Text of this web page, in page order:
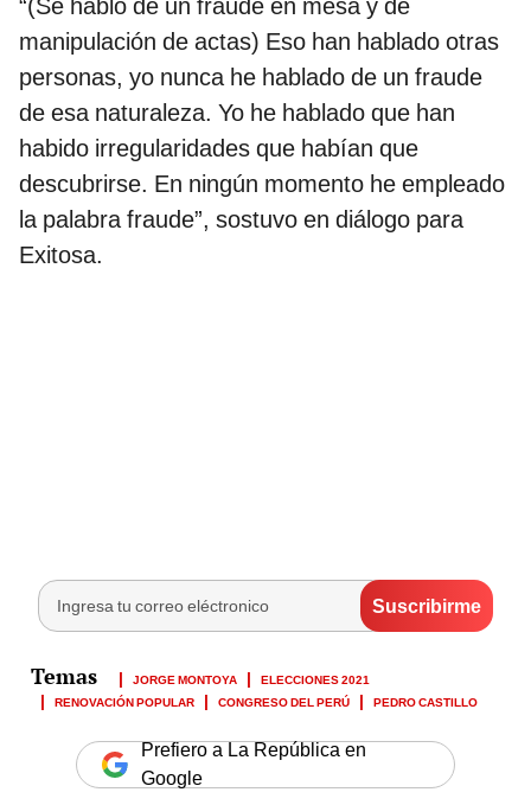
“(Se habló de un fraude en mesa y de
manipulación de actas) Eso han hablado otras
personas, yo nunca he hablado de un fraude
de esa naturaleza. Yo he hablado que han
habido irregularidades que habían que
descubrirse. En ningún momento he empleado
la palabra fraude”, sostuvo en diálogo para
Exitosa.
JORGE MONTOYA
ELECCIONES 2021
RENOVACIÓN POPULAR
CONGRESO DEL PERÚ PEDRO CASTILLO
Prefiero a La República en
Google